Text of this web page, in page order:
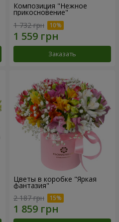
Композиция "Нежное
прикосновение"
1 732 грн
Заказать
Цветы в коробке "Яркая
фантазия"
2 187 грн